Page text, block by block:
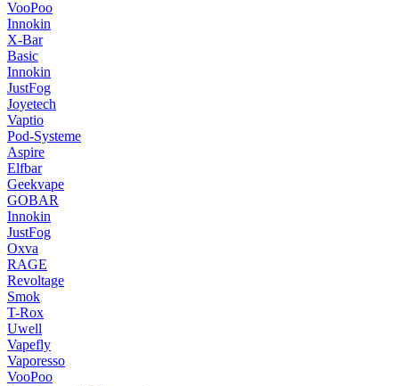
VooPoo
Innokin
X-Bar
Basic
Innokin
JustFog
Joyetech
Vaptio
Pod-Systeme
Aspire
Elfbar
Geekvape
GOBAR
Innokin
JustFog
Oxva
RAGE
Revoltage
Smok
T-Rox
Uwell
Vapefly
Vaporesso
VooPoo